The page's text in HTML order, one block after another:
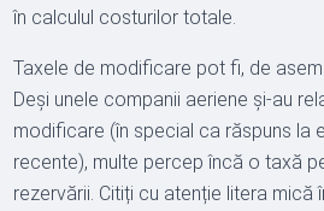
în calculul costurilor totale.
Taxele de modificare pot fi, de
Deși unele companii aeriene și-au
modificare (în special ca răspuns la
recente), multe percep încă o taxă
rezervării. Citiți cu atenție litera mică